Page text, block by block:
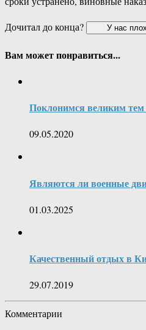
Дочитал до конца?
Вам может понравиться...
Поклонимся великим тем
09.05.2020
Являются ли военные
01.03.2025
Качественный отдых в
29.07.2019
Комментарии